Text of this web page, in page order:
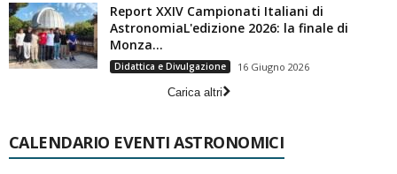
Report XXIV Campionati Italiani di
AstronomiaL'edizione 2026: la finale di
Monza...
Didattica e Divulgazione
16 Giugno 2026
Carica altri
CALENDARIO EVENTI ASTRONOMICI